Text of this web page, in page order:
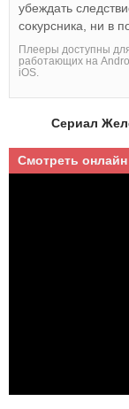
убеждать
сокурсника, ни в
Плееры доступны
работающих на
iOS.
Сериал
Смотреть онлайн